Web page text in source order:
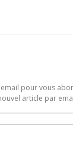
pour vous
article par